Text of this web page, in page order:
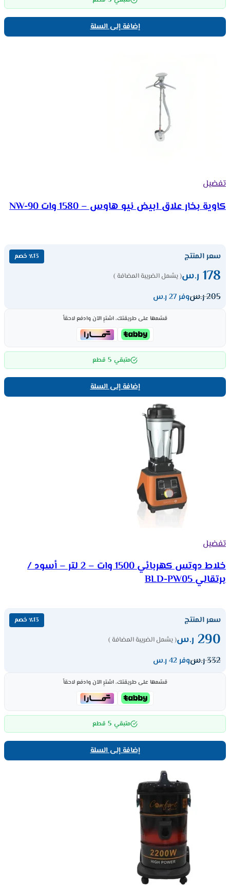
إضافة إلى السلة
تفضيل
كاوية بخار علاق ابيض نيو هاوس – 1580 وات NW-90
سعر المنتج ٪13 خصم
178 ر.س( يشمل الضريبة المضافة )
205ر.سوفر 27 ر.س
قسّمها على طريقتك، اشترِ الآن وادفع لاحقاً
متبقي 5 قطع
إضافة إلى السلة
تفضيل
خلاط دوتس كهربائي 1500 وات – 2 لتر – أسود /
برتقالي BLD-PW05
سعر المنتج ٪13 خصم
290 ر.س( يشمل الضريبة المضافة )
332ر.سوفر 42 ر.س
قسّمها على طريقتك، اشترِ الآن وادفع لاحقاً
متبقي 5 قطع
إضافة إلى السلة